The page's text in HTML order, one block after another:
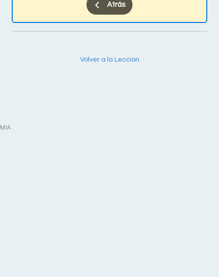
Atrás
Volver a la Lección
MIA